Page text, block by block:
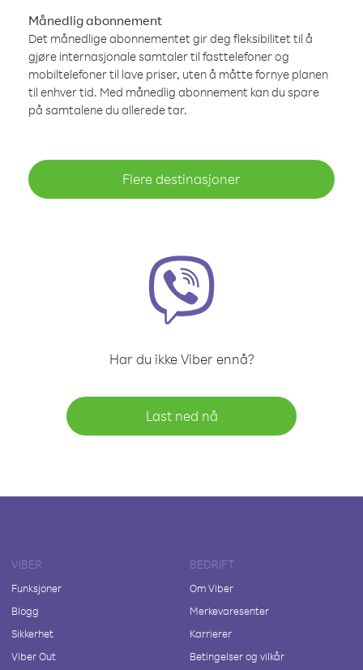
Månedlig abonnement
Det månedlige abonnementet gir deg fleksibilitet til å
gjøre internasjonale samtaler til fasttelefoner og
mobiltelefoner til lave priser, uten å måtte fornye planen
til enhver tid. Med månedlig abonnement kan du spare
på samtalene du allerede tar.
Flere destinasjoner
Har du ikke Viber ennå?
Last ned nå
VIBER
Funksjoner
Blogg
Sikkerhet
Viber Out
BEDRIFT
Om Viber
Merkevaresenter
Karrierer
Betingelser og vilkår